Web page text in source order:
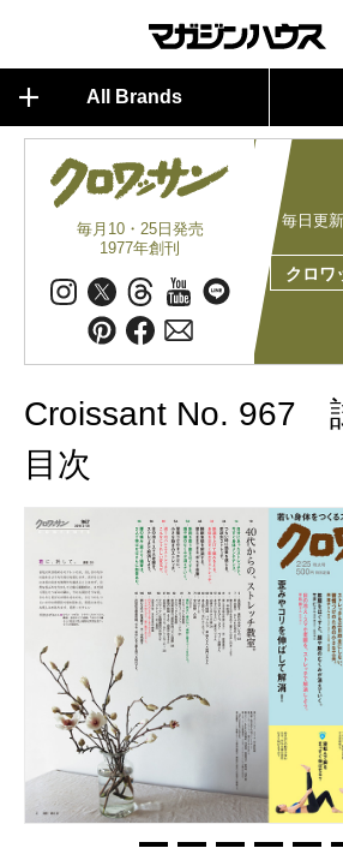
All Brands
毎月10・25日発売
1977年創刊
毎日更
クロワ
Croissant No. 967
目次